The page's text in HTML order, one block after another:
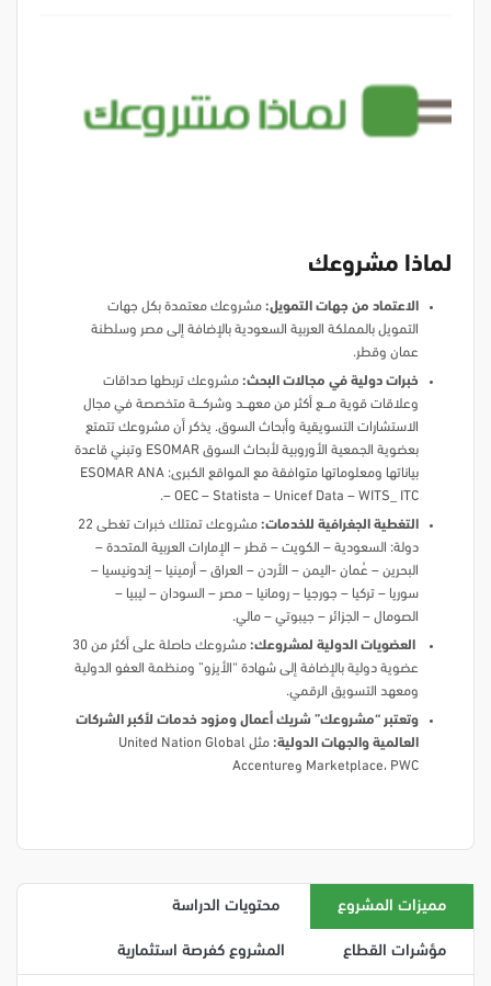
لماذا مشروعك
الاعتماد من جهات التمويل: مشروعك معتمدة بكل جهات
التمويل بالمملكة العربية السعودية بالإضافة إلى مصر وسلطنة
عمان وقطر.
خبرات دولية في مجالات البحث: مشروعك تربطها صداقات
وعلاقات قوية مـــــع أكثر من معهــــد وشركــــــة متخصصة في مجال
الاستشارات التسويقية وأبحاث السوق. يذكر أن مشروعك تتمتع
بعضوية الجمعية الأوروبية لأبحاث السوق ESOMAR وتبني قاعدة
بياناتها ومعلوماتها متوافقة مع المواقع الكبرى: ESOMAR ANA
– OEC – Statista – Unicef Data – WITS_ ITC.
التغطية الجغرافية للخدمات:
مشروعك تمتلك خبرات تغطى 22
دولة: السعودية – الكويت – قطر – الإمارات العربية المتحدة –
البحرين – عُمان -اليمن – الأردن – العراق – أرمينيا – إندونيسيا –
سوريا – تركيا – جورجيا – رومانيا – مصر – السودان – ليبيا –
الصومال – الجزائر – جيبوتي – مالي.
العضويات الدولية لمشروعك:
مشروعك حاصلة على أكثر من 30
عضوية دولية بالإضافة إلى شهادة “الأيزو” ومنظمة العفو الدولية
ومعهد التسويق الرقمي.
وتعتبر “مشروعك” شريك أعمال ومزود خدمات لأكبر الشركات
العالمية والجهات الدولية:
مثل United Nation Global
Marketplace، PWC وAccenture
مميزات المشروع محتويات الدراسة
مؤشرات القطاع المشروع كفرصة استثمارية